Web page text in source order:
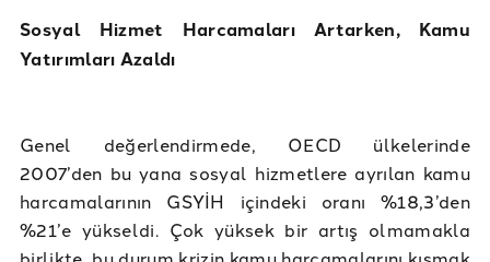
Sosyal Hizmet Harcamaları Artarken, Kamu
Yatırımları Azaldı
Genel değerlendirmede, OECD ülkelerinde
2007’den bu yana sosyal hizmetlere ayrılan kamu
harcamalarının GSYİH içindeki oranı %18,3’den
%21’e yükseldi. Çok yüksek bir artış olmamakla
birlikte, bu durum krizin kamu harcamalarını kısmak